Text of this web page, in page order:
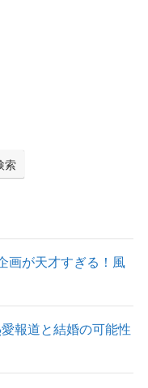
索
画が天才すぎる！風
報道と結婚の可能性